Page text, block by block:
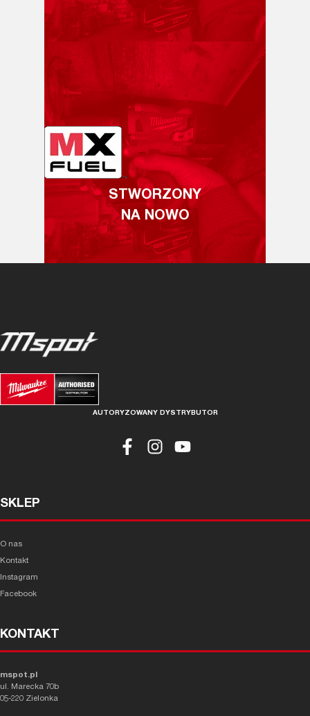
STWORZONY
NA NOWO
AUTORYZOWANY DYSTRYBUTOR
SKLEP
O nas
Kontakt
Instagram
Facebook
KONTAKT
mspot.pl
ul. Marecka 70b
05-220 Zielonka